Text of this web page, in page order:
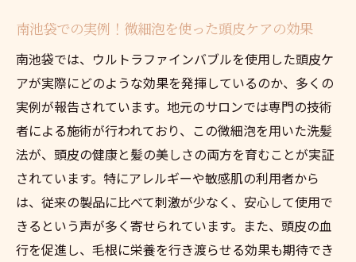
南池袋での実例！微細泡を使った頭皮ケアの効果
南池袋では、ウルトラファインバブルを使用した頭皮ケ
アが実際にどのような効果を発揮しているのか、多くの
実例が報告されています。地元のサロンでは専門の技術
者による施術が行われており、この微細泡を用いた洗髪
法が、頭皮の健康と髪の美しさの両方を育むことが実証
されています。特にアレルギーや敏感肌の利用者から
は、従来の製品に比べて刺激が少なく、安心して使用で
きるという声が多く寄せられています。また、頭皮の血
行を促進し、毛根に栄養を行き渡らせる効果も期待でき